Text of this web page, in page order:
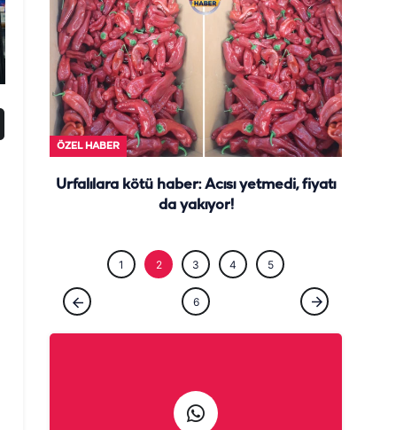
ÖZEL HABER
Urfalılara kötü haber: Acısı yetmedi, fiyatı
da yakıyor!
1 2 3 4 5
6